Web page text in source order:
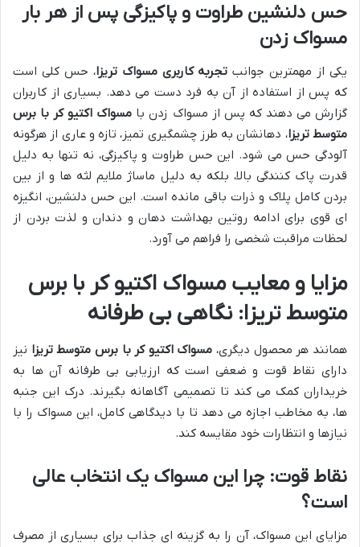
حس دلنشین طراوت و پاکیزگی پس از هر بار
مسواک زدن
یکی از مهمترین جوانب تجربه کاربری مسواک تریزا، حس کلی است
که پس از استفاده از آن به فرد دست می دهد. بسیاری از کاربران
گزارش می دهند که پس از مسواک زدن با مسواک اکتیو کر با برس
متوسط تریزا، دهانشان به طرز چشمگیری تمیز، تازه و عاری از هرگونه
آلودگی حس می شود. این حس طراوت و پاکیزگی، نه تنها به دلیل
قدرت پاک کنندگی بالا، بلکه به دلیل ماساژ ملایم لثه ها و از بین
بردن کامل پلاک و ذرات باقی مانده است. این حس دلنشین، انگیزه
ای قوی برای ادامه روتین بهداشت دهان و دندان و لذت بردن از
لحظات مراقبت شخصی را فراهم می آورد.
مزایا و معایب مسواک اکتیو کر با برس
متوسط تریزا: نگاهی بی طرفانه
همانند هر محصول دیگری، مسواک اکتیو کر با برس متوسط تریزا نیز
دارای نقاط قوت و ضعفی است که ارزیابی بی طرفانه آن ها به
خریداران کمک می کند تا تصمیمی آگاهانه بگیرند. درک این جنبه
ها، به مخاطب اجازه می دهد تا با دیدگاهی کامل، این مسواک را با
نیازها و انتظارات خود مقایسه کند.
نقاط قوت: چرا این مسواک یک انتخاب عالی
است؟
مزایای این مسواک، آن را به گزینه ای جذاب برای بسیاری از مصرف